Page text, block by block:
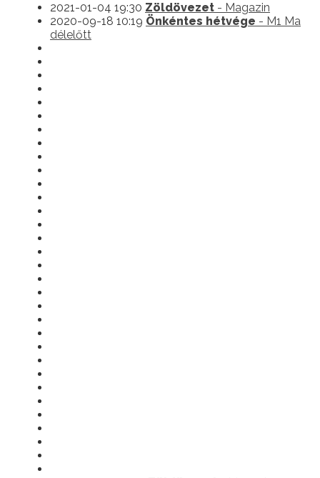
2021-01-04 19:30 Zöldövezet - Magazin
2020-09-18 10:19 Önkéntes hétvége - M1 Ma
délelőtt